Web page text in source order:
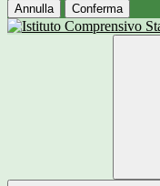
Annulla Conferma